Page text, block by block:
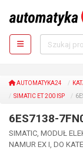
AUTOMATYKA24
SIMATIC ET 200 ISP
6ES7138-
SIMATIC, MODUŁ
NAMUR EX I, DO